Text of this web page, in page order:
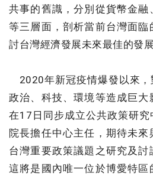
共事的舊識，分別從貨幣金
等三層面，剖析當前台灣面
討台灣經濟發展未來最佳的發
2020年新冠疫情爆發以來，
政治、科技、環境等造成巨
在17日同步成立公共政策研
院長擔任中心主任，期待未
台灣重要政策議題之研究及討
這將是國內唯一位於博愛特